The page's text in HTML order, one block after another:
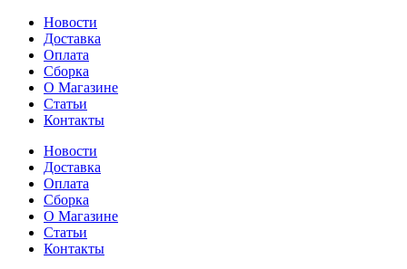
Новости
Доставка
Оплата
Сборка
О Магазине
Статьи
Контакты
Новости
Доставка
Оплата
Сборка
О Магазине
Статьи
Контакты